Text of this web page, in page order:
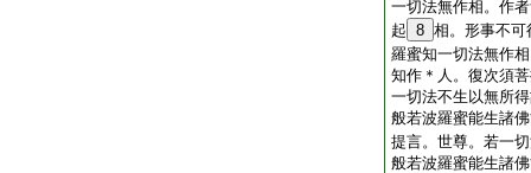
一切法無作相。作
起 8 相。形事不可
羅蜜知一切法無作
知作＊人。復次須
一切法不生以無所
般若波羅蜜能生諸
提言。世尊。若一
般若波羅蜜能生諸